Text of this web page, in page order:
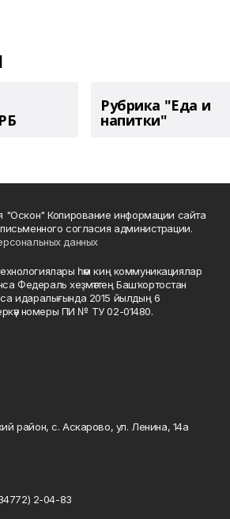
Рубрика "Еда и
напитки"
"Оскон" Копирование информации сайта
согласия администрации.
данных
технологиялары һәм киң коммуникациялар
Федераль хеҙмәттең Башҡортостан
идаралығында 2015 йылдың 6
номеры ПИ № ТУ 02-01480.
район, с. Аскарово, ул. Ленина, 14а
2-04-83